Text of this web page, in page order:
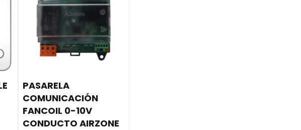
PASARELA
COMUNICACIÓN
FANCOIL 0-10V
CONDUCTO AIRZONE